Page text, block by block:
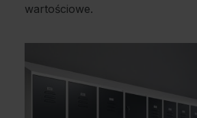
wartościowe.